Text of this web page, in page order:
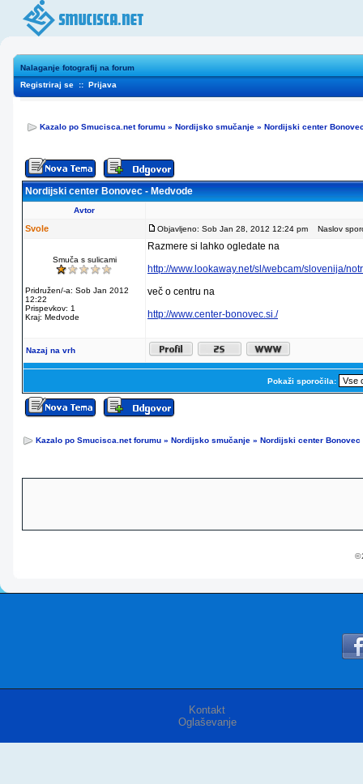
Nalaganje fotografij na forum
Registriraj se :: Prijava
Kazalo po Smucisca.net forumu » Nordijsko smučanje » Nordijski center
Nordijski center Bonovec - Medvode
Avtor
Svole Objavljeno: Sob Jan 28, 2012 12:24 pm Naslov
Smuča s sulicami
Pridružen/-a: Sob Jan 2012
12:22
Prispevkov: 1
Kraj: Medvode
Razmere si lahko ogledate na
http://www.lookaway.net/sl/webcam/slovenija/
več o centru na
http://www.center-bonovec.si./
Nazaj na vrh
Pokaži sporočila:
Kazalo po Smucisca.net forumu » Nordijsko smučanje » Nordijski center Bonovec
©
Kontakt
Oglaševanje